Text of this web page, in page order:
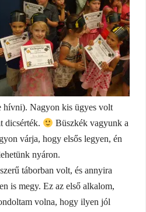
hívni). Nagyon kis ügyes volt
dicsérték.
Büszkék vagyunk a
várja, hogy elsős legyen, én
nyáron.
táborban volt, és annyira
is megy. Ez az első alkalom,
volna, hogy ilyen jól